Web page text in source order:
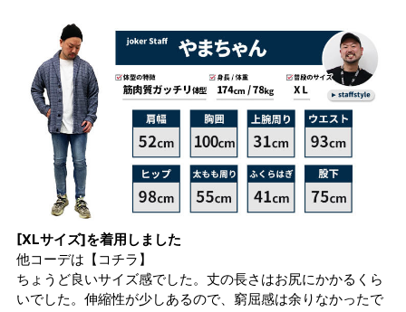
[XLサイズ]を着用しました
他コーデは 【コチラ】
ちょうど良いサイズ感でした。丈の長さはお尻にかかるくら
いでした。伸縮性が少しあるので、窮屈感は余りなかったで